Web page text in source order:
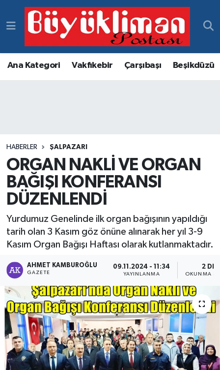
Ana Kategori Vakfıkebir Çarşıbaşı Beşikdüzü
HABERLER ŞALPAZARI
ORGAN NAKLİ VE ORGAN
BAĞIŞI KONFERANSI
DÜZENLENDİ
Yurdumuz Genelinde ilk organ bağışının yapıldığı
tarih olan 3 Kasım göz önüne alınarak her yıl 3-9
Kasım Organ Bağışı Haftası olarak kutlanmaktadır.
AHMET KAMBUROĞLU
GAZETE
09.11.2024 - 11:34
YAYINLANMA
2 DK
OKUNMA
Vakfıkebir Hava Durumu
Vakfıkebir Trafik Yoğunluk Haritası
Haber Arşivi